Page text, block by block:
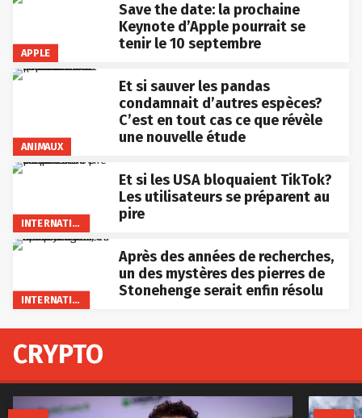
APPLE
Save the date: la prochaine
Keynote d’Apple pourrait se
tenir le 10 septembre
ANIMAUX
Et si sauver les pandas
condamnait d’autres espèces?
C’est en tout cas ce que révèle
une nouvelle étude
INTERNATIONAL
Et si les USA bloquaient TikTok?
Les utilisateurs se préparent au
pire
INTERNATIONAL
Après des années de recherches,
un des mystères des pierres de
Stonehenge serait enfin résolu
CRYPTO